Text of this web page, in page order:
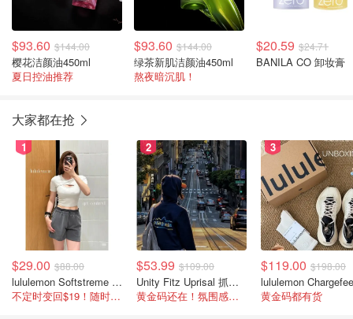
$93.60 $144.00
樱花洁颜油450ml
夏日控油推荐
$93.60 $144.00
绿茶新肌洁颜油450ml
熬夜暗沉肌！
$20.59 $24.71
BANILA CO 卸妆膏
大家都在抢
1
$29.00 $88.00
lululemon Softstreme 女士高腰短裤 10cm
不定时变回$19！随时点进来看
2
$53.99 $109.00
Unity Fitz Uprisal 抓绒卫衣
黄金码还在！氛围感之神
3
$119.00 $198.00
黄金码都有货